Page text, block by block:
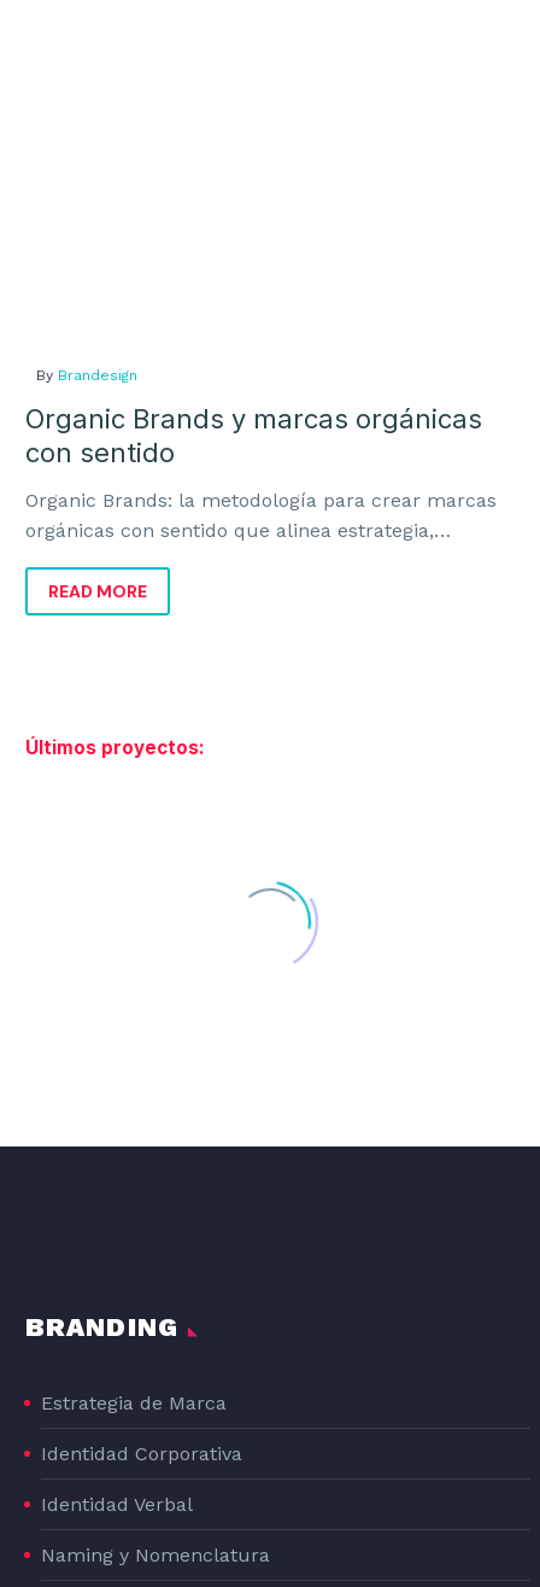
By Brandesign
Organic Brands y marcas orgánicas
con sentido
Organic Brands: la metodología para crear marcas
orgánicas con sentido que alinea estrategia,
READ MORE
Últimos proyectos:
BRANDING
Estrategia de Marca
Identidad Corporativa
Identidad Verbal
Naming y Nomenclatura